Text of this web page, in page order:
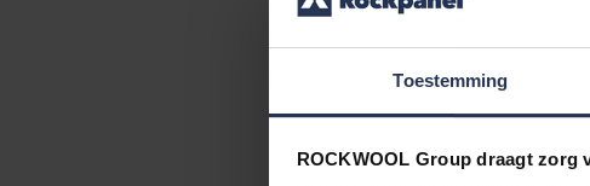
Toestemming
ROCKWOOL Group draagt zorg
Het is vanessentieel
brandtesten, wat de
toepassen?